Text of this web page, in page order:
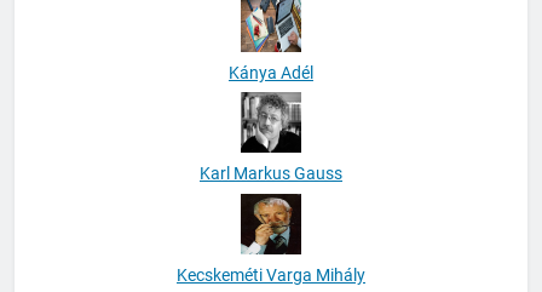
Kánya Adél
Karl Markus Gauss
Kecskeméti Varga Mihály